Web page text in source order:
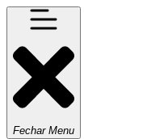
Fechar Menu